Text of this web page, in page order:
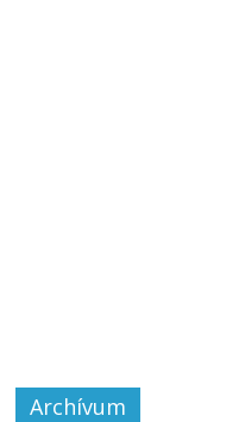
Archívum